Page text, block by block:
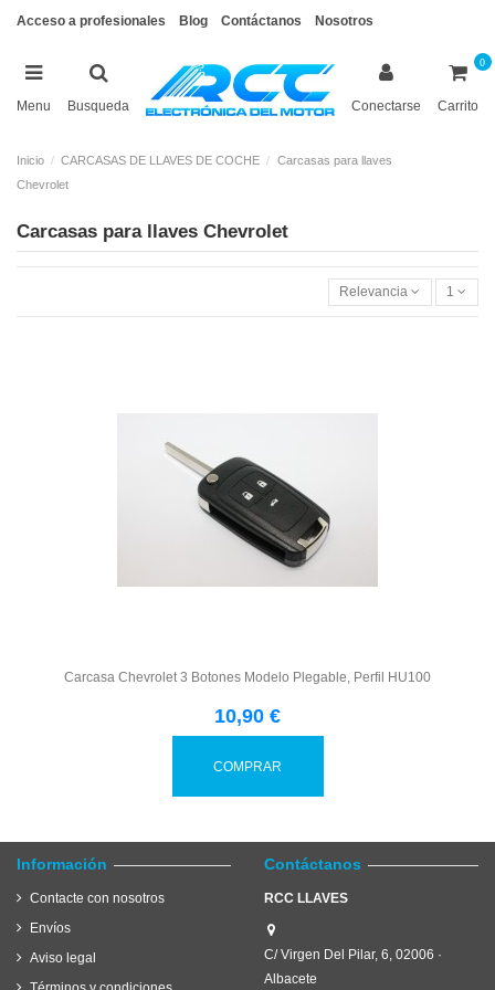
Acceso a profesionales Blog Contáctanos Nosotros
Menu Busqueda Conectarse
0
Carrito
Inicio CARCASAS DE LLAVES DE COCHE
Carcasas para llaves
Chevrolet
Carcasas para llaves Chevrolet
Relevancia 1
Carcasa Chevrolet 3 Botones Modelo Plegable, Perfil HU100
10,90 €
COMPRAR
Información
Contacte con nosotros
Envíos
Aviso legal
Contáctanos
RCC LLAVES
C/ Virgen Del Pilar, 6, 02006 ·
Albacete